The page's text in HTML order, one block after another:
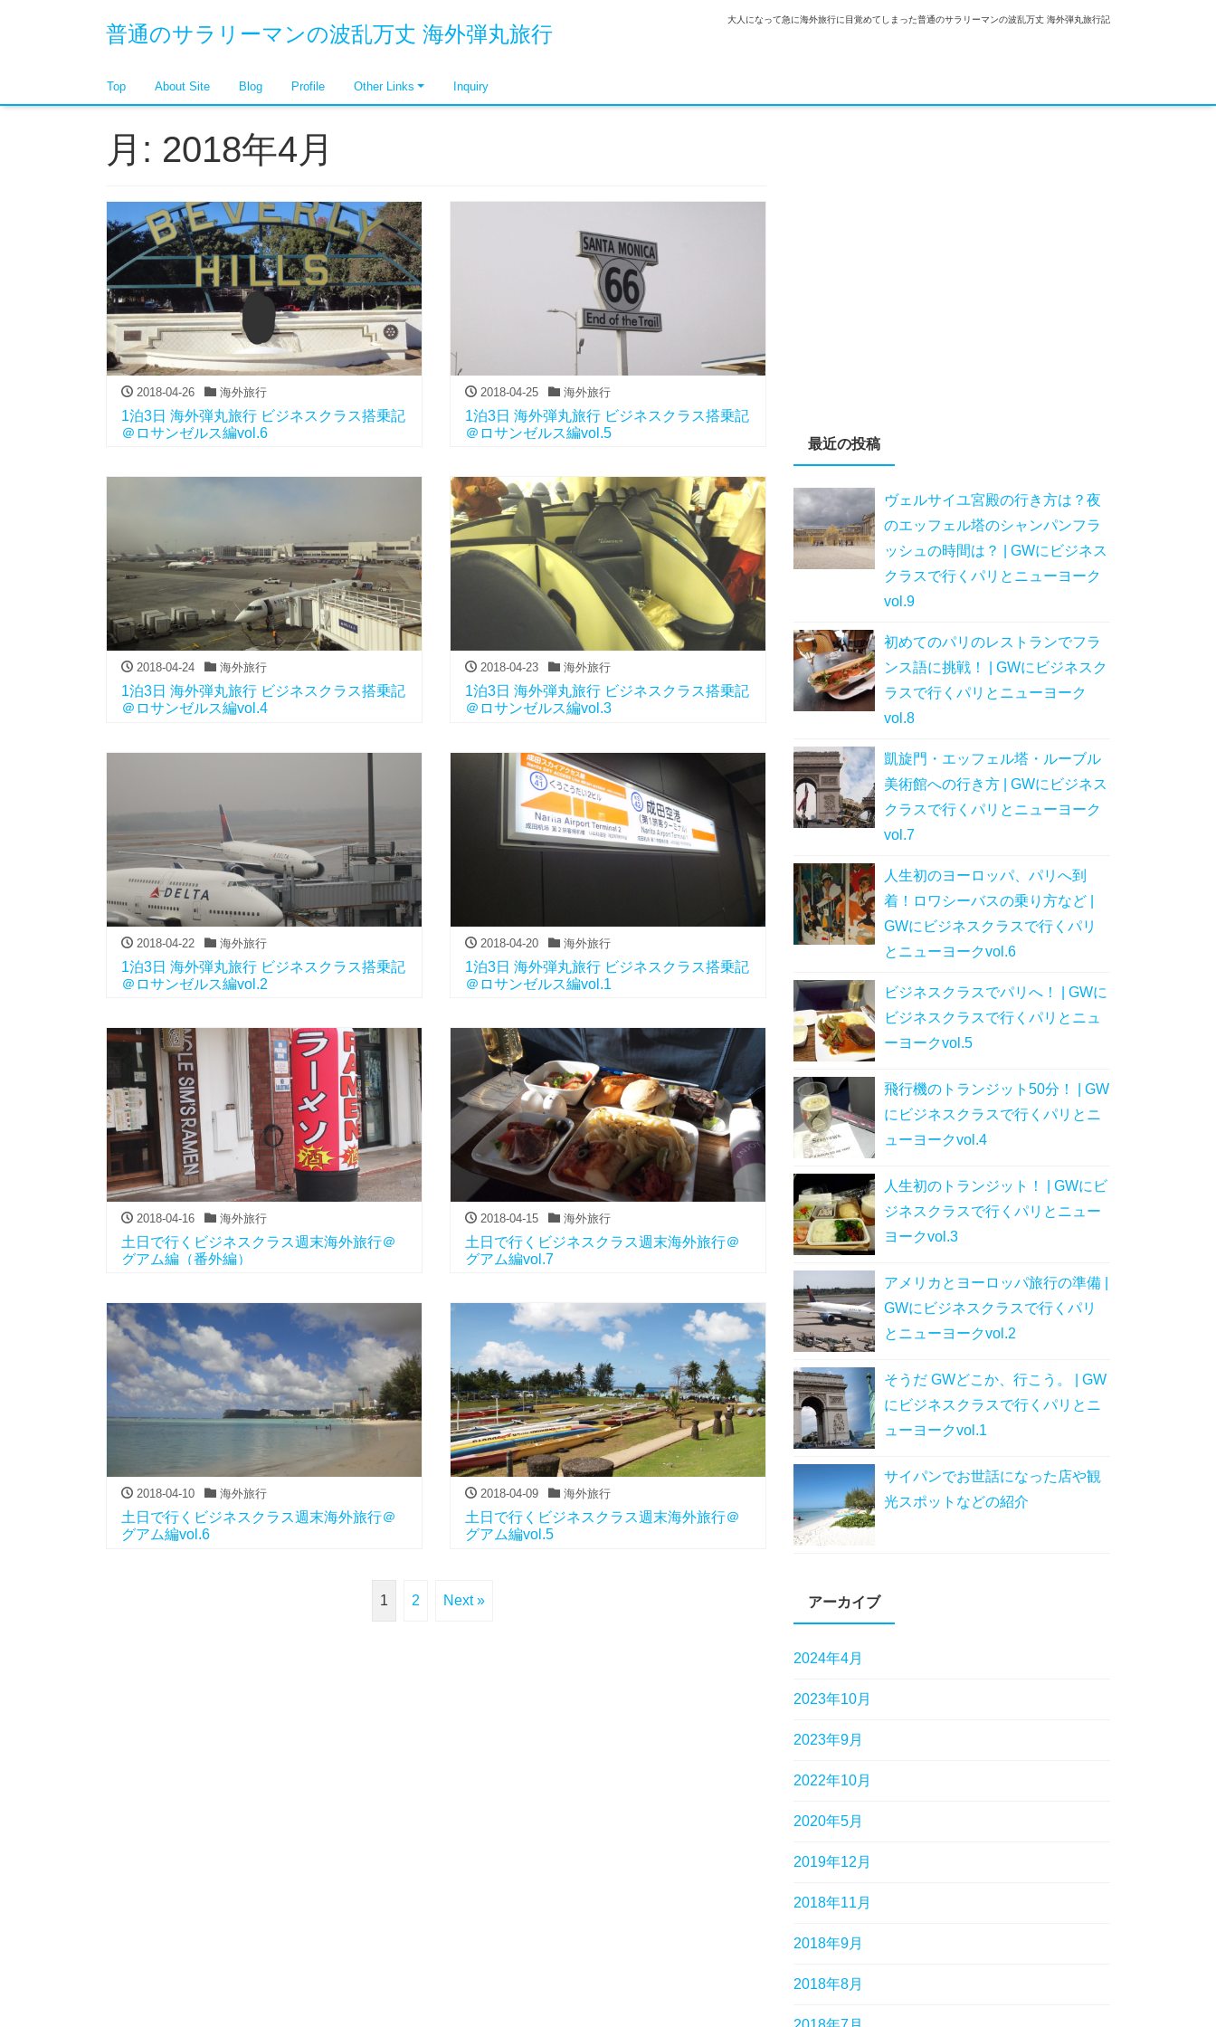
普通のサラリーマンの波乱万丈 海外弾丸旅行
大人になって急に海外旅行に目覚めてしまった普通のサラリーマンの波乱万丈 海外弾丸旅行記
Top About Site Blog Profile Other Links Inquiry
月: 2018年4月
2018-04-26 海外旅行
1泊3日 海外弾丸旅行 ビジネスクラス搭乗記
＠ロサンゼルス編vol.6
2018-04-25 海外旅行
1泊3日 海外弾丸旅行 ビジネスクラス搭乗記
＠ロサンゼルス編vol.5
2018-04-24 海外旅行
1泊3日 海外弾丸旅行 ビジネスクラス搭乗記
＠ロサンゼルス編vol.4
2018-04-23 海外旅行
1泊3日 海外弾丸旅行 ビジネスクラス搭乗記
＠ロサンゼルス編vol.3
2018-04-22 海外旅行
1泊3日 海外弾丸旅行 ビジネスクラス搭乗記
＠ロサンゼルス編vol.2
2018-04-20 海外旅行
1泊3日 海外弾丸旅行 ビジネスクラス搭乗記
＠ロサンゼルス編vol.1
2018-04-16 海外旅行
土日で行くビジネスクラス週末海外旅行＠
グアム編（番外編）
2018-04-15 海外旅行
土日で行くビジネスクラス週末海外旅行＠
グアム編vol.7
2018-04-10 海外旅行
土日で行くビジネスクラス週末海外旅行＠
グアム編vol.6
2018-04-09 海外旅行
土日で行くビジネスクラス週末海外旅行＠
グアム編vol.5
1 2 Next »
最近の投稿
ヴェルサイユ宮殿の行き方は？夜
のエッフェル塔のシャンパンフラ
ッシュの時間は？ | GWにビジネス
クラスで行くパリとニューヨーク
vol.9
初めてのパリのレストランでフラ
ンス語に挑戦！ | GWにビジネスク
ラスで行くパリとニューヨーク
vol.8
凱旋門・エッフェル塔・ルーブル
美術館への行き方 | GWにビジネス
クラスで行くパリとニューヨーク
vol.7
人生初のヨーロッパ、パリへ到
着！ロワシーバスの乗り方など |
GWにビジネスクラスで行くパリ
とニューヨークvol.6
ビジネスクラスでパリへ！ | GWに
ビジネスクラスで行くパリとニュ
ーヨークvol.5
飛行機のトランジット50分！ | GW
にビジネスクラスで行くパリとニ
ューヨークvol.4
人生初のトランジット！ | GWにビ
ジネスクラスで行くパリとニュー
ヨークvol.3
アメリカとヨーロッパ旅行の準備 |
GWにビジネスクラスで行くパリ
とニューヨークvol.2
そうだ GWどこか、行こう。 | GW
にビジネスクラスで行くパリとニ
ューヨークvol.1
サイパンでお世話になった店や観
光スポットなどの紹介
アーカイブ
2024年4月
2023年10月
2023年9月
2022年10月
2020年5月
2019年12月
2018年11月
2018年9月
2018年8月